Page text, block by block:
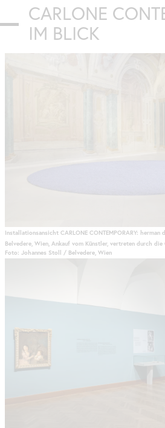
CARLONE
IM BLICK
Installationsansicht CARLONE CONTEMPORARY: herman
Belvedere, Wien, Ankauf vom Künstler, vertreten durch
Foto: Johannes Stoll / Belvedere, Wien